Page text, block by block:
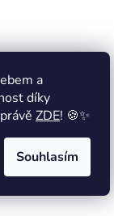
a
díky
ZDE! 🍪✨
Souhlasím